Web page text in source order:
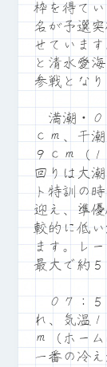
枠を得て
名が予選
せていま
と清水愛
参戦となり
満潮・０
ｃｍ、干
９ｃｍ（
回りは大
ト特訓の
迎え、準
較的に低
ます。レ
最大で約５
０７：５
れ、気温
ｍ（ホー
一番の冷